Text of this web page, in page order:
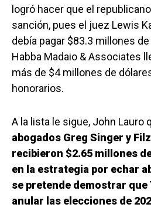
logró hacer que el
sanción, pues el juez Lewis
debía pagar $83.3 millones
Habba Madaio & Associates
más de $4 millones de
honorarios.
A la lista le sigue, John Lauro
abogados Greg Singer y
recibieron $2.65 millones
en la estrategia por echar
se pretende demostrar que
anular las elecciones de